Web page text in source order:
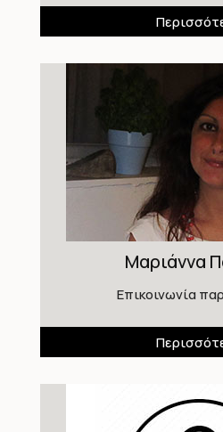
Μαριάννα
Επικοινωνία